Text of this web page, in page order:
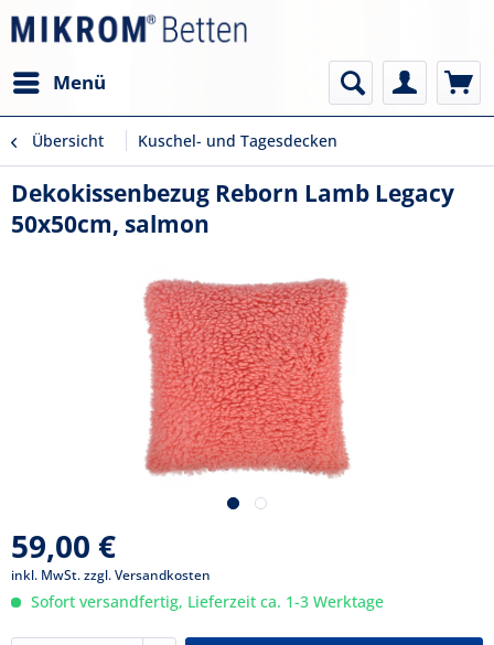
Menü
Übersicht Kuschel- und Tagesdecken
Dekokissenbezug Reborn Lamb Legacy
50x50cm, salmon
59,00 €
inkl. MwSt.zzgl. Versandkosten
Sofort versandfertig, Lieferzeit ca. 1-3 Werktage